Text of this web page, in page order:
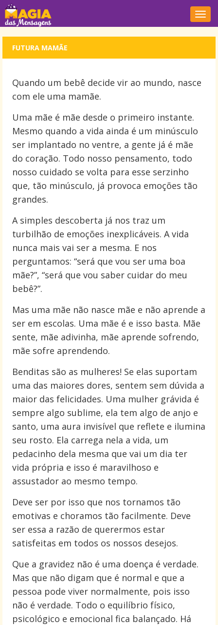
FUTURA MAMÃE
Quando um bebê decide vir ao mundo, nasce
com ele uma mamãe.
Uma mãe é mãe desde o primeiro instante.
Mesmo quando a vida ainda é um minúsculo
ser implantado no ventre, a gente já é mãe
do coração. Todo nosso pensamento, todo
nosso cuidado se volta para esse serzinho
que, tão minúsculo, já provoca emoções tão
grandes.
A simples descoberta já nos traz um
turbilhão de emoções inexplicáveis. A vida
nunca mais vai ser a mesma. E nos
perguntamos: “será que vou ser uma boa
mãe?”, “será que vou saber cuidar do meu
bebê?”.
Mas uma mãe não nasce mãe e não aprende a
ser em escolas. Uma mãe é e isso basta. Mãe
sente, mãe adivinha, mãe aprende sofrendo,
mãe sofre aprendendo.
Benditas são as mulheres! Se elas suportam
uma das maiores dores, sentem sem dúvida a
maior das felicidades. Uma mulher grávida é
sempre algo sublime, ela tem algo de anjo e
santo, uma aura invisível que reflete e ilumina
seu rosto. Ela carrega nela a vida, um
pedacinho dela mesma que vai um dia ter
vida própria e isso é maravilhoso e
assustador ao mesmo tempo.
Deve ser por isso que nos tornamos tão
emotivas e choramos tão facilmente. Deve
ser essa a razão de querermos estar
satisfeitas em todos os nossos desejos.
Que a gravidez não é uma doença é verdade.
Mas que não digam que é normal e que a
pessoa pode viver normalmente, pois isso
não é verdade. Todo o equilíbrio físico,
psicológico e emocional fica balançado. Há